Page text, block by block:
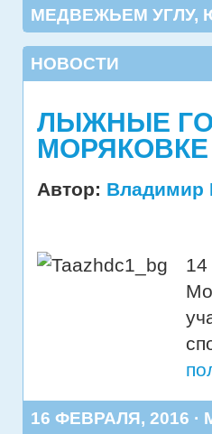
МЕДВЕЖЬЕМ УГЛУ,
НОВОСТИ
ЛЫЖНЫЕ
МОРЯКОВКЕ
Автор: Владимир
16 ФЕВРАЛЯ, 2016